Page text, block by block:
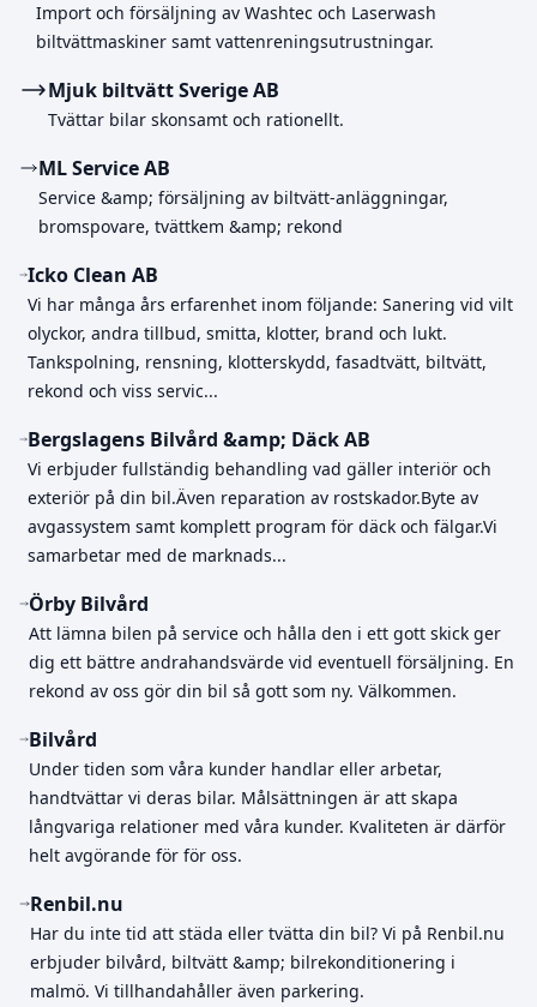
Import och försäljning av Washtec och Laserwash
biltvättmaskiner samt vattenreningsutrustningar.
Mjuk biltvätt Sverige AB
Tvättar bilar skonsamt och rationellt.
ML Service AB
Service &amp; försäljning av biltvätt-anläggningar,
bromspovare, tvättkem &amp; rekond
Icko Clean AB
Vi har många års erfarenhet inom följande: Sanering vid vilt
olyckor, andra tillbud, smitta, klotter, brand och lukt.
Tankspolning, rensning, klotterskydd, fasadtvätt, biltvätt,
rekond och viss servic...
Bergslagens Bilvård &amp; Däck AB
Vi erbjuder fullständig behandling vad gäller interiör och
exteriör på din bil.Även reparation av rostskador.Byte av
avgassystem samt komplett program för däck och fälgar.Vi
samarbetar med de marknads...
Örby Bilvård
Att lämna bilen på service och hålla den i ett gott skick ger
dig ett bättre andrahandsvärde vid eventuell försäljning. En
rekond av oss gör din bil så gott som ny. Välkommen.
Bilvård
Under tiden som våra kunder handlar eller arbetar,
handtvättar vi deras bilar. Målsättningen är att skapa
långvariga relationer med våra kunder. Kvaliteten är därför
helt avgörande för för oss.
Renbil.nu
Har du inte tid att städa eller tvätta din bil? Vi på Renbil.nu
erbjuder bilvård, biltvätt &amp; bilrekonditionering i
malmö. Vi tillhandahåller även parkering.